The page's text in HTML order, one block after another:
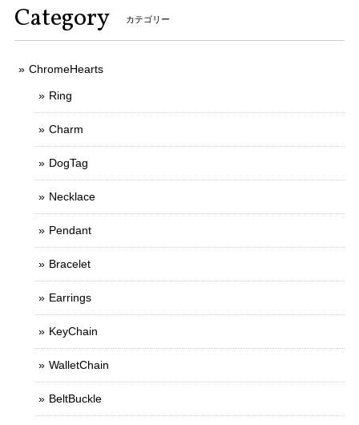
Category カテゴリー
ChromeHearts
Ring
Charm
DogTag
Necklace
Pendant
Bracelet
Earrings
KeyChain
WalletChain
BeltBuckle